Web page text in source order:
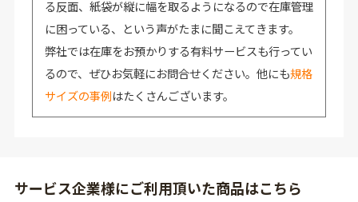
る反面、紙袋が縦に幅を取るようになるので在庫管理
に困っている、という声がたまに聞こえてきます。
弊社では在庫をお預かりする有料サービスも行ってい
るので、ぜひお気軽にお問合せください。他にも規格
サイズの事例はたくさんございます。
サービス企業様にご利用頂いた商品はこちら